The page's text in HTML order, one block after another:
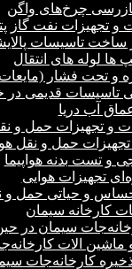
چرخ‌های واگن
و تجهیزات نفت گاز
ساخت تاسیسات
ها لوله های انتقال
و تحت فشار
قدیمی در
آب دریا
و تجهیزات حمل و
حمل و نقل
تست بدنه هواپیما
تجهیزات هوایی
و حیاتی حمل و
کارخانه سیمان
سیمان در
الات
کارخانه‌جات